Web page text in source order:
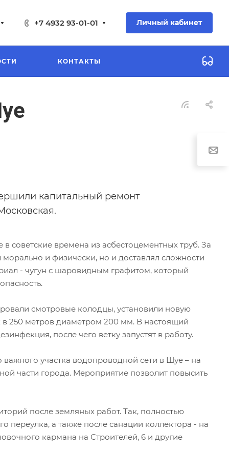
+7 4932 93-01-01 Личный кабинет
КОНТАКТЫ
капитальный ремонт
советские времена из асбестоцементных труб. За
и физически, но и доставлял сложности
- чугун с шаровидным графитом, который
смотровые колодцы, установили новую
250 метров диаметром 200 мм. В настоящий
после чего ветку запустят в работу.
участка водопроводной сети в Шуе – на
части города. Мероприятие позволит повысить
после земляных работ. Так, полностью
переулка, а также после санации коллектора - на
кармана на Строителей, 6 и другие